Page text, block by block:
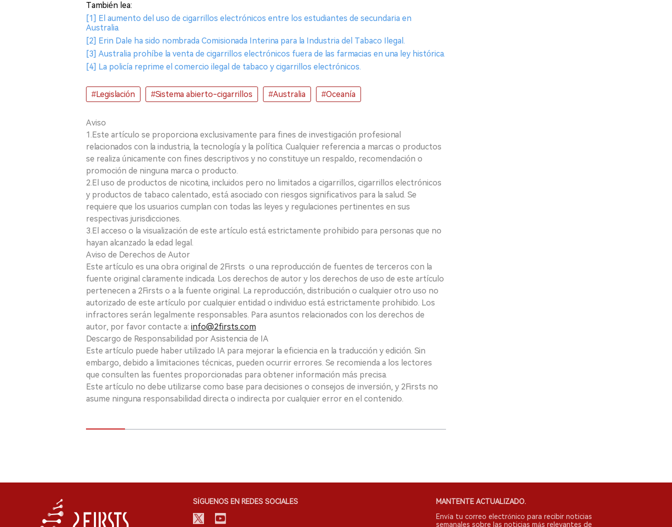
También lea:
[1] El aumento del uso de cigarrillos electrónicos entre los estudiantes de secundaria en
Australia.
[2] Erin Dale ha sido nombrada Comisionada Interina para la Industria del Tabaco Ilegal.
[3] Australia prohíbe la venta de cigarrillos electrónicos fuera de las farmacias en una ley histórica.
[4] La policía reprime el comercio ilegal de tabaco y cigarrillos electrónicos.
#Legislación #Sistema abierto-cigarrillos #Australia #Oceanía
Aviso
1.Este artículo se proporciona exclusivamente para fines de investigación profesional
relacionados con la industria, la tecnología y la política. Cualquier referencia a marcas o productos
se realiza únicamente con fines descriptivos y no constituye un respaldo, recomendación o
promoción de ninguna marca o producto.
2.El uso de productos de nicotina, incluidos pero no limitados a cigarrillos, cigarrillos electrónicos
y productos de tabaco calentado, está asociado con riesgos significativos para la salud. Se
requiere que los usuarios cumplan con todas las leyes y regulaciones pertinentes en sus
respectivas jurisdicciones.
3.El acceso o la visualización de este artículo está estrictamente prohibido para personas que no
hayan alcanzado la edad legal.
Aviso de Derechos de Autor
Este artículo es una obra original de 2Firsts o una reproducción de fuentes de terceros con la
fuente original claramente indicada. Los derechos de autor y los derechos de uso de este artículo
pertenecen a 2Firsts o a la fuente original. La reproducción, distribución o cualquier otro uso no
autorizado de este artículo por cualquier entidad o individuo está estrictamente prohibido. Los
infractores serán legalmente responsables. Para asuntos relacionados con los derechos de
autor, por favor contacte a: info@2firsts.com
Descargo de Responsabilidad por Asistencia de IA
Este artículo puede haber utilizado IA para mejorar la eficiencia en la traducción y edición. Sin
embargo, debido a limitaciones técnicas, pueden ocurrir errores. Se recomienda a los lectores
que consulten las fuentes proporcionadas para obtener información más precisa.
Este artículo no debe utilizarse como base para decisiones o consejos de inversión, y 2Firsts no
asume ninguna responsabilidad directa o indirecta por cualquier error en el contenido.
SÍGUENOS EN REDES SOCIALES
MANTENTE ACTUALIZADO.
Envía tu correo electrónico para recibir noticias
semanales sobre las noticias más relevantes de